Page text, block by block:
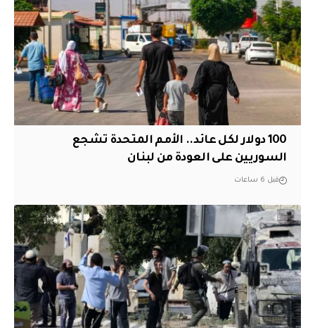
100 دولار لكل عائد.. الأمم المتحدة تشجع
السوريين على العودة من لبنان
قبل 6 ساعات